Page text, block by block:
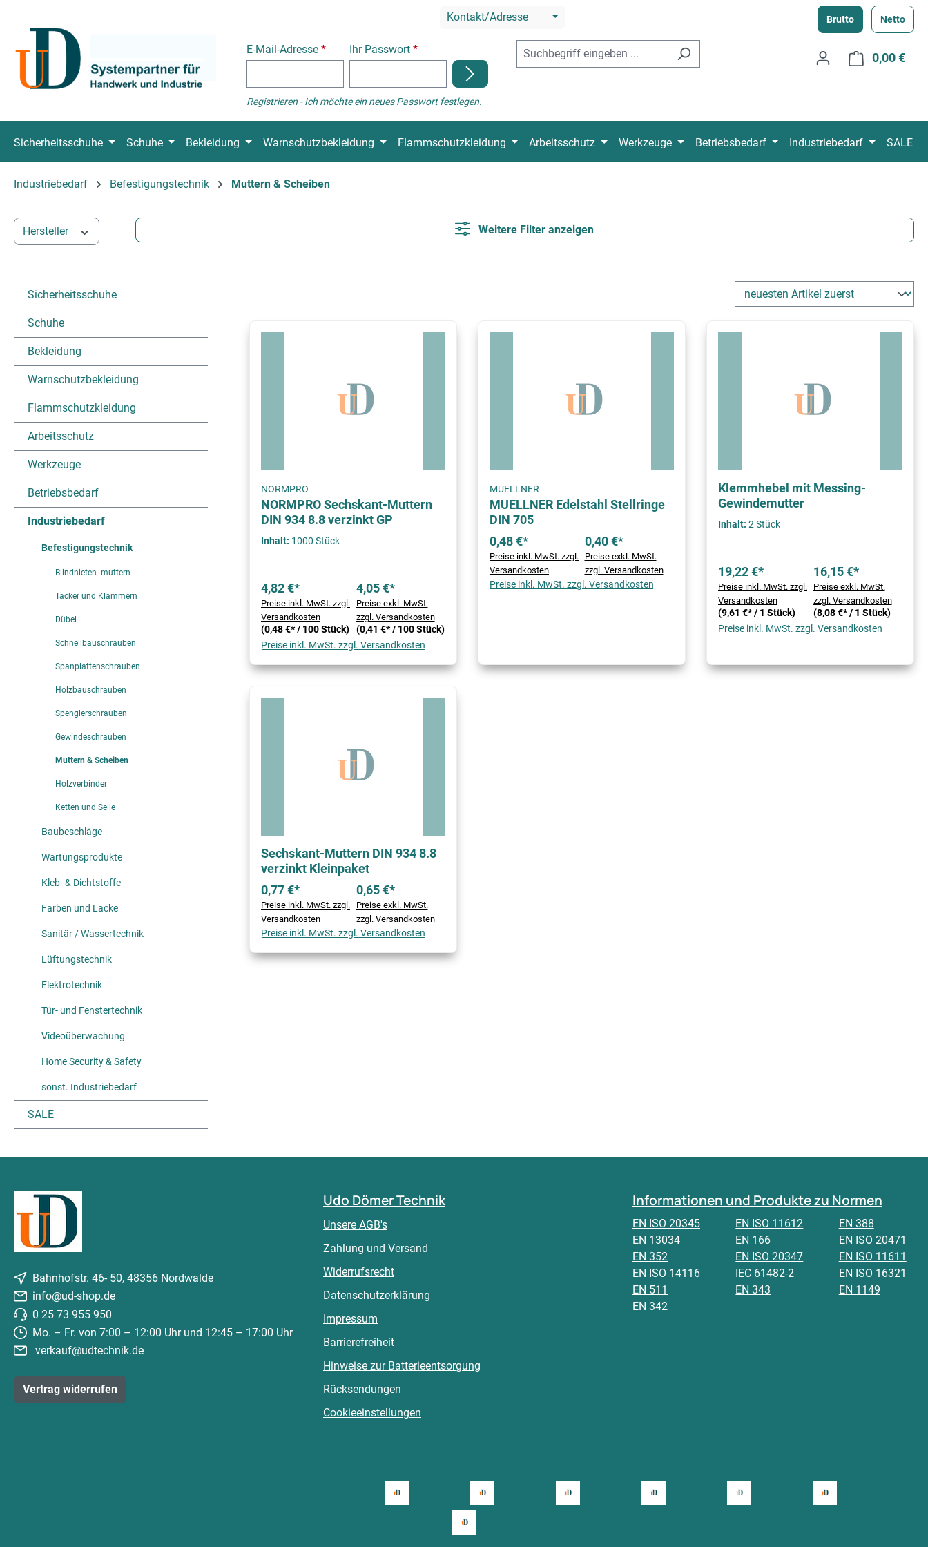
Kontakt/Adresse
E-Mail-Adresse * Ihr Passwort*
Registrieren -Ich möchte ein neues Passwort festlegen.
Brutto Netto
0,00 €
Sicherheitsschuhe Schuhe Bekleidung Warnschutzbekleidung Flammschutzkleidung Arbeitsschutz Werkzeuge Betriebsbedarf Industriebedarf SALE
Industriebedarf Befestigungstechnik Muttern & Scheiben
Hersteller Weitere Filter anzeigen
Sicherheitsschuhe
Schuhe
Bekleidung
Warnschutzbekleidung
Flammschutzkleidung
Arbeitsschutz
Werkzeuge
Betriebsbedarf
Industriebedarf
Befestigungstechnik
Blindnieten -muttern
Tacker und Klammern
Dübel
Schnellbauschrauben
Spanplattenschrauben
Holzbauschrauben
Spenglerschrauben
Gewindeschrauben
Muttern & Scheiben
Holzverbinder
Ketten und Seile
Baubeschläge
Wartungsprodukte
Kleb- & Dichtstoffe
Farben und Lacke
Sanitär / Wassertechnik
Lüftungstechnik
Elektrotechnik
Tür- und Fenstertechnik
Videoüberwachung
Home Security & Safety
sonst. Industriebedarf
SALE
NORMPRO
NORMPRO Sechskant-Muttern
DIN 934 8.8 verzinkt GP
Inhalt: 1000 Stück
4,82 €*
Preise inkl. MwSt. zzgl.
Versandkosten
(0,48 €* / 100 Stück)
4,05 €*
Preise exkl. MwSt.
zzgl. Versandkosten
(0,41 €* / 100 Stück)
Preise inkl. MwSt. zzgl. Versandkosten
MUELLNER
MUELLNER Edelstahl Stellringe
DIN 705
0,48 €*
Preise inkl. MwSt. zzgl.
Versandkosten
0,40 €*
Preise exkl. MwSt.
zzgl. Versandkosten
Preise inkl. MwSt. zzgl. Versandkosten
Klemmhebel mit Messing-
Gewindemutter
Inhalt: 2 Stück
19,22 €*
Preise inkl. MwSt. zzgl.
Versandkosten
(9,61 €* / 1 Stück)
16,15 €*
Preise exkl. MwSt.
zzgl. Versandkosten
(8,08 €* / 1 Stück)
Preise inkl. MwSt. zzgl. Versandkosten
Sechskant-Muttern DIN 934 8.8
verzinkt Kleinpaket
0,77 €*
Preise inkl. MwSt. zzgl.
Versandkosten
0,65 €*
Preise exkl. MwSt.
zzgl. Versandkosten
Preise inkl. MwSt. zzgl. Versandkosten
Bahnhofstr. 46- 50, 48356 Nordwalde
info@ud-shop.de
0 25 73 955 950
Mo. – Fr. von 7:00 – 12:00 Uhr und 12:45 – 17:00 Uhr
verkauf@udtechnik.de
Vertrag widerrufen
Udo Dömer Technik
Unsere AGB's
Zahlung und Versand
Widerrufsrecht
Datenschutzerklärung
Impressum
Barrierefreiheit
Hinweise zur Batterieentsorgung
Rücksendungen
Cookieeinstellungen
Informationen und Produkte zu Normen
EN ISO 20345 EN ISO 11612
EN 388
EN 13034
EN 166
EN ISO 20471
EN 352
EN ISO 20347
EN ISO 11611
EN ISO 14116
IEC 61482-2
EN ISO 16321
EN 511
EN 343
EN 1149
EN 342